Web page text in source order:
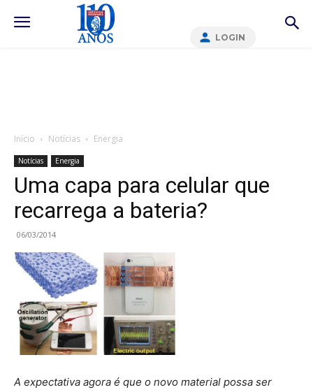
LOGIN
Início Notícias Energia
Notícias Energia
Uma capa para celular que
recarrega a bateria?
06/03/2014
A expectativa agora é que o novo material possa ser